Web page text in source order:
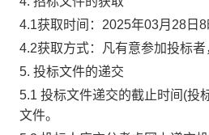
4.1获取时间：2025年03月28日
4.2获取方式：凡有意参加投标
5. 投标文件的递交
5.1 投标文件递交的截止时间(投
文件。